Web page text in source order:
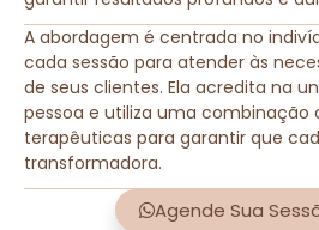
A abordagem é centrada no
cada sessão para atender às
de seus clientes. Ela acredita na
pessoa e utiliza uma combinação
terapêuticas para garantir que
transformadora.
Agende Sua